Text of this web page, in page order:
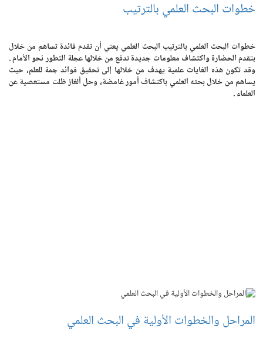
خطوات البحث العلمي بالترتيب
خطوات البحث العلمي بالترتيب البحث العلمي يعني أن تقدم فائدة تساهم من خلال
بتقدم الحضارة واكتشاف معلومات جديدة تدفع من خلالها عجلة التطور نحو الأمام .
وقد تكون هذه الغايات علمية يهدف من خلالها إلى تحقيق فوائد جمة للعلم، حيث
يساهم من خلال بحثه العلمي باكتشاف أمور غامضة، وحل ألغاز ظلت مستعصية عن
العلماء .
المراحل والخطوات الأولية في البحث العلمي